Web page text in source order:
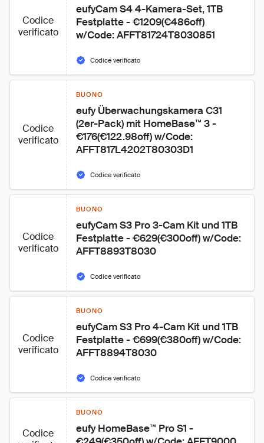
Codice
verificato
eufyCam S4 4-Kamera-Set, 1TB
Festplatte - €1209(€486off)
w/Code: AFFT81724T8030851
Codice verificato
Codice
verificato
BUONO
eufy Überwachungskamera C31
(2er-Pack) mit HomeBase™ 3 -
€176(€122.98off) w/Code:
AFFT817L4202T80303D1
Codice verificato
Codice
verificato
BUONO
eufyCam S3 Pro 3-Cam Kit und 1TB
Festplatte - €629(€300off) w/Code:
AFFT8893T8030
Codice verificato
Codice
verificato
BUONO
eufyCam S3 Pro 4-Cam Kit und 1TB
Festplatte - €699(€380off) w/Code:
AFFT8894T8030
Codice verificato
Codice
BUONO
eufy HomeBase™ Pro S1 -